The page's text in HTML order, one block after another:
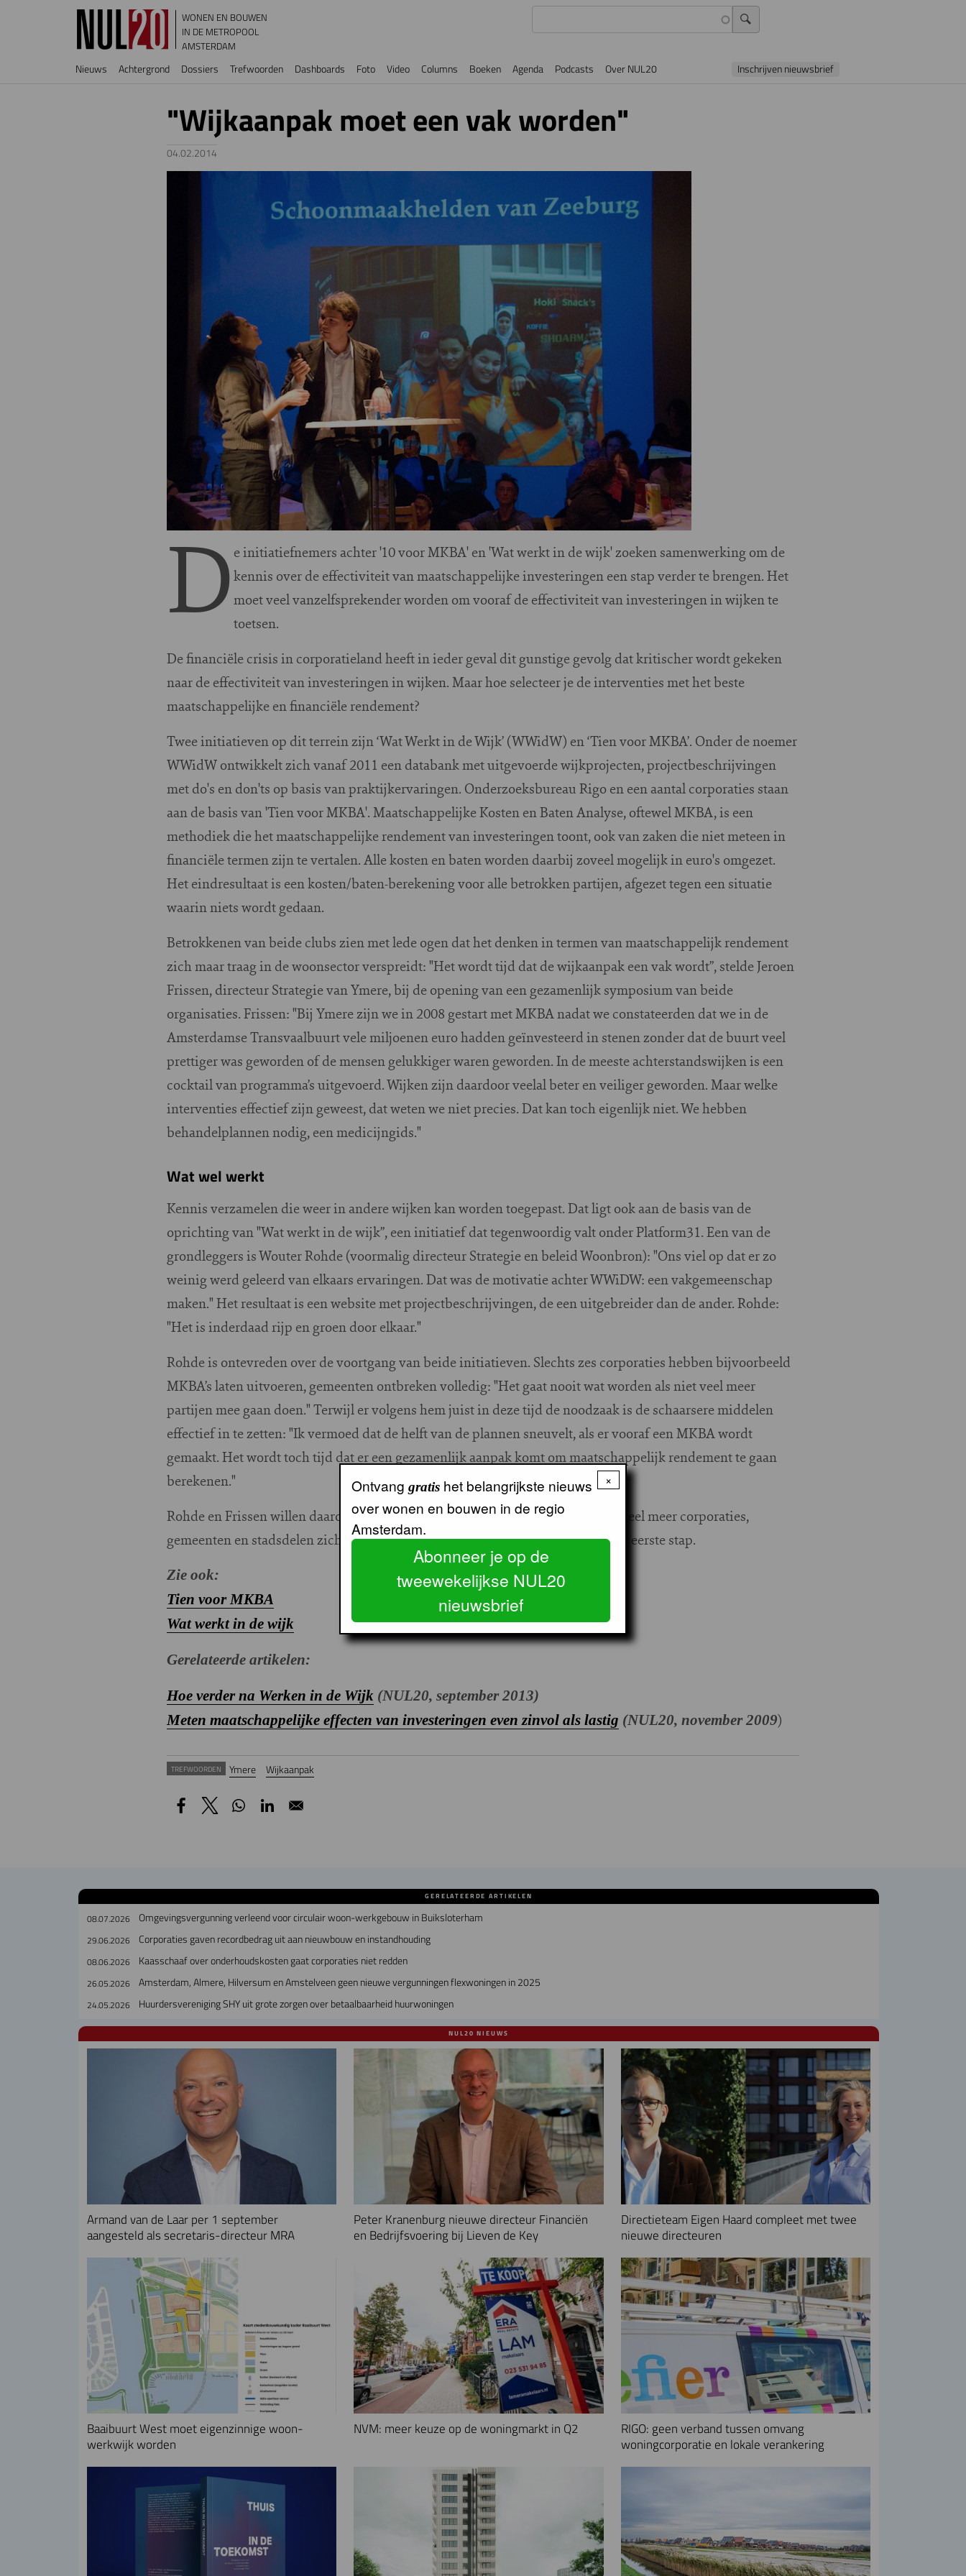
Overslaan en naar de inhoud gaan
WONEN EN BOUWEN
IN DE METROPOOL
AMSTERDAM
Hoofdnavigatie
Nieuws Achtergrond Dossiers Trefwoorden Dashboards Foto Video Columns Boeken Agenda Podcasts Over NUL20 Inschrijven nieuwsbrief
"Wijkaanpak moet een vak worden"
04.02.2014
D e initiatiefnemers achter '10 voor MKBA' en 'Wat werkt in de wijk' zoeken samenwerking om de
kennis over de effectiviteit van maatschappelijke investeringen een stap verder te brengen. Het
moet veel vanzelfsprekender worden om vooraf de effectiviteit van investeringen in wijken te
toetsen.
De financiële crisis in corporatieland heeft in ieder geval dit gunstige gevolg dat kritischer wordt gekeken
naar de effectiviteit van investeringen in wijken. Maar hoe selecteer je de interventies met het beste
maatschappelijke en financiële rendement?
Twee initiatieven op dit terrein zijn ‘Wat Werkt in de Wijk’ (WWidW) en ‘Tien voor MKBA’. Onder de noemer
WWidW ontwikkelt zich vanaf 2011 een databank met uitgevoerde wijkprojecten, projectbeschrijvingen
met do's en don'ts op basis van praktijkervaringen. Onderzoeksbureau Rigo en een aantal corporaties staan
aan de basis van 'Tien voor MKBA'. Maatschappelijke Kosten en Baten Analyse, oftewel MKBA, is een
methodiek die het maatschappelijke rendement van investeringen toont, ook van zaken die niet meteen in
financiële termen zijn te vertalen. Alle kosten en baten worden daarbij zoveel mogelijk in euro's omgezet.
Het eindresultaat is een kosten/baten-berekening voor alle betrokken partijen, afgezet tegen een situatie
waarin niets wordt gedaan.
Betrokkenen van beide clubs zien met lede ogen dat het denken in termen van maatschappelijk rendement
zich maar traag in de woonsector verspreidt: "Het wordt tijd dat de wijkaanpak een vak wordt”, stelde Jeroen
Frissen, directeur Strategie van Ymere, bij de opening van een gezamenlijk symposium van beide
organisaties. Frissen: "Bij Ymere zijn we in 2008 gestart met MKBA nadat we constateerden dat we in de
Amsterdamse Transvaalbuurt vele miljoenen euro hadden geïnvesteerd in stenen zonder dat de buurt veel
prettiger was geworden of de mensen gelukkiger waren geworden. In de meeste achterstandswijken is een
cocktail van programma’s uitgevoerd. Wijken zijn daardoor veelal beter en veiliger geworden. Maar welke
interventies effectief zijn geweest, dat weten we niet precies. Dat kan toch eigenlijk niet. We hebben
behandelplannen nodig, een medicijngids."
Wat wel werkt
Kennis verzamelen die weer in andere wijken kan worden toegepast. Dat ligt ook aan de basis van de
oprichting van "Wat werkt in de wijk”, een initiatief dat tegenwoordig valt onder Platform31. Een van de
grondleggers is Wouter Rohde (voormalig directeur Strategie en beleid Woonbron): "Ons viel op dat er zo
weinig werd geleerd van elkaars ervaringen. Dat was de motivatie achter WWiDW: een vakgemeenschap
maken." Het resultaat is een website met projectbeschrijvingen, de een uitgebreider dan de ander. Rohde:
"Het is inderdaad rijp en groen door elkaar."
Rohde is ontevreden over de voortgang van beide initiatieven. Slechts zes corporaties hebben bijvoorbeeld
MKBA’s laten uitvoeren, gemeenten ontbreken volledig: "Het gaat nooit wat worden als niet veel meer
partijen mee gaan doen." Terwijl er volgens hem juist in deze tijd de noodzaak is de schaarsere middelen
effectief in te zetten: "Ik vermoed dat de helft van de plannen sneuvelt, als er vooraf een MKBA wordt
gemaakt. Het wordt toch tijd dat er een gezamenlijk aanpak komt om maatschappelijk rendement te gaan
berekenen."
Rohde en Frissen willen daarom dat beide clubs de handen ineen slaan en dat veel meer corporaties,
gemeenten en stadsdelen zich aansluiten. Het gezamenlijke symposium was de eerste stap.
Zie ook:
Tien voor MKBA
Wat werkt in de wijk
Gerelateerde artikelen:
Hoe verder na Werken in de Wijk (NUL20, september 2013)
Meten maatschappelijke effecten van investeringen even zinvol als lastig (NUL20, november 2009)
TREFWOORDEN Ymere Wijkaanpak
GERELATEERDE ARTIKELEN
08.07.2026 Omgevingsvergunning verleend voor circulair woon-werkgebouw in Buiksloterham
29.06.2026 Corporaties gaven recordbedrag uit aan nieuwbouw en instandhouding
08.06.2026 Kaasschaaf over onderhoudskosten gaat corporaties niet redden
26.05.2026 Amsterdam, Almere, Hilversum en Amstelveen geen nieuwe vergunningen flexwoningen in 2025
24.05.2026 Huurdersvereniging SHY uit grote zorgen over betaalbaarheid huurwoningen
NUL20 NIEUWS
Armand van de Laar per 1 september
aangesteld als secretaris-directeur MRA
Peter Kranenburg nieuwe directeur Financiën
en Bedrijfsvoering bij Lieven de Key
Directieteam Eigen Haard compleet met twee
nieuwe directeuren
Baaibuurt West moet eigenzinnige woon-
werkwijk worden
NVM: meer keuze op de woningmarkt in Q2
RIGO: geen verband tussen omvang
woningcorporatie en lokale verankering
×
Ontvang gratis het belangrijkste nieuws
over wonen en bouwen in de regio
Amsterdam.
Abonneer je op de
tweewekelijkse NUL20
nieuwsbrief